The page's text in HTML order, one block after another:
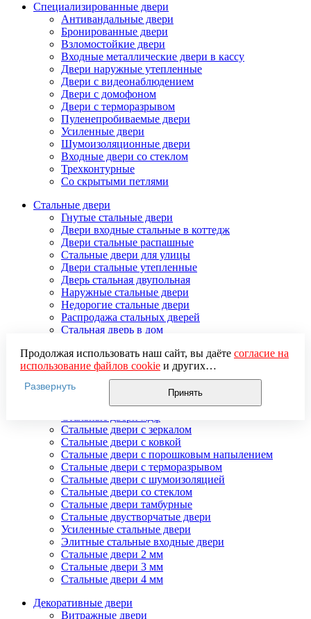
Специализированные двери
Антивандальные двери
Бронированные двери
Взломостойкие двери
Входные металлические двери в кассу
Двери наружные утепленные
Двери с видеонаблюдением
Двери с домофоном
Двери с терморазрывом
Пуленепробиваемые двери
Усиленные двери
Шумоизоляционные двери
Входные двери со стеклом
Трехконтурные
Со скрытыми петлями
Стальные двери
Гнутые стальные двери
Двери входные стальные в коттедж
Двери стальные распашные
Стальные двери для улицы
Двери стальные утепленные
Дверь стальная двупольная
Наружные стальные двери
Недорогие стальные двери
Распродажа стальных дверей
Стальная дверь в дом
Стальные взломостойкие двери
Стальные входные двери в квартиру
Стальные двери в подъезд
Стальные двери внутреннего открывания
Стальные двери массив
Стальные двери с зеркалом
Стальные двери с ковкой
Стальные двери с порошковым напылением
Стальные двери с терморазрывом
Стальные двери с шумоизоляцией
Стальные двери со стеклом
Стальные двери тамбурные
Стальные двустворчатые двери
Усиленные стальные двери
Элитные стальные входные двери
Стальные двери 2 мм
Стальные двери 3 мм
Стальные двери 4 мм
Декоративные двери
Витражные двери
Продолжая использовать наш сайт, вы даёте согласие на
использование файлов cookieи других
пользовательских данных (включая IP-адрес, сведения о
местоположении, устройстве, действиях на сайте и т. п.)
для функционирования сайта, проведения
использования систем аналитики (например,
Яндекс.Метрика), в соответствии с нашей
обработки персональных данных.
Если вы не хотите, чтобы ваши данные обрабатывались,
настройте ограничения в браузере или покиньте сайт.
Развернуть
Принять